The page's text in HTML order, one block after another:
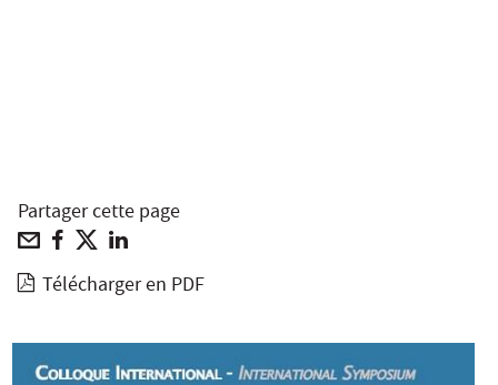
Partager cette page
Télécharger en PDF